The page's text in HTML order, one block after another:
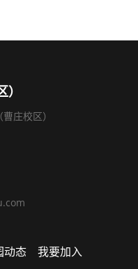
庄校区）
动态 我要加入